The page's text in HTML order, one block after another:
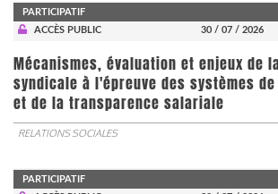
PARTICIPATIF
ACCÈS PUBLIC
30 / 07 / 2026
Mécanismes, évaluation et enjeux de
syndicale à l'épreuve des systèmes
et de la transparence salariale
RELATIONS SOCIALES
PARTICIPATIF